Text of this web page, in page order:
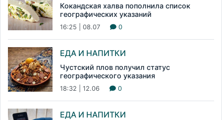
Кокандская халва пополнила список
географических указаний
16:25 | 08.07 0
ЕДА И НАПИТКИ
Чустский плов получил статус
географического указания
18:32 | 12.06 0
ЕДА И НАПИТКИ